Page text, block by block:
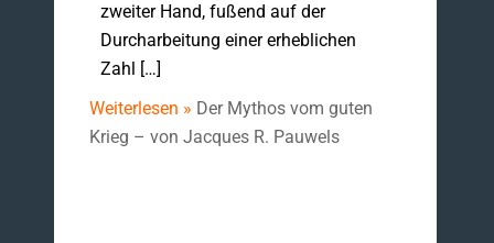
zweiter Hand, fußend auf der
Durcharbeitung einer erheblichen
Zahl […]
Weiterlesen » Der Mythos vom guten
Krieg – von Jacques R. Pauwels